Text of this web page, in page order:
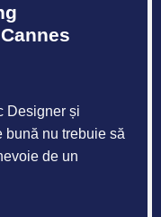
Designer și
bună nu trebuie să
de un